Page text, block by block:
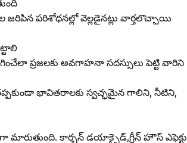
పరిశోధనల్లో వెల్లడైనట్లు వార్తలొచ్చాయి
ప్రజలకు అవగాహనా సదస్సులు పెట్టి వారిని
భావితరాలకు స్వచ్ఛమైన గాలిని, నీటిని,
కార్బన్‌ డయాక్సైడ్‌,గ్రీన్‌ హౌస్‌ ఎఫెక్టు